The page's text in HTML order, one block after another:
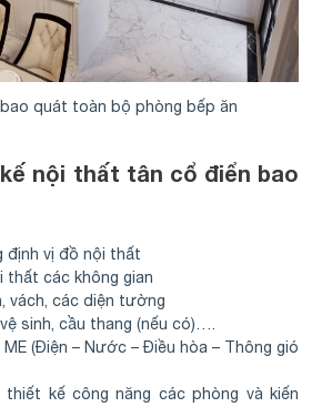
quát toàn bộ phòng bếp ăn
nội thất tân cổ điển bao
định vị đồ nội thất
thất các không gian
vách, các diện tường
sinh, cầu thang (nếu có)….
(Điện – Nước – Điều hòa – Thông gió
kế công năng các phòng và kiến